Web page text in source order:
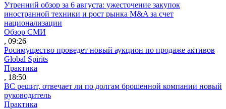
Утренний обзор за 6 августа: ужесточение закупок
иностранной техники и рост рынка M&A за счет
национализации
Обзор СМИ
, 09:26
Росимущество проведет новый аукцион по продаже активов
Global Spirits
Практика
, 18:50
ВС решит, отвечает ли по долгам брошенной компании новый
руководитель
Практика